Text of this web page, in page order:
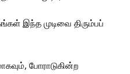
இந்த முடிவை திரும்பப்
போராடுகின்ற